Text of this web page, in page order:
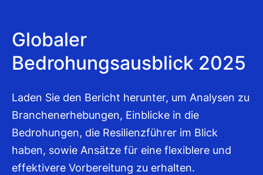
Globaler
Bedrohungsausblick 2025
Laden Sie den Bericht herunter, um Analysen zu
Branchenerhebungen, Einblicke in die
Bedrohungen, die Resilienzführer im Blick
haben, sowie Ansätze für eine flexiblere und
effektivere Vorbereitung zu erhalten.